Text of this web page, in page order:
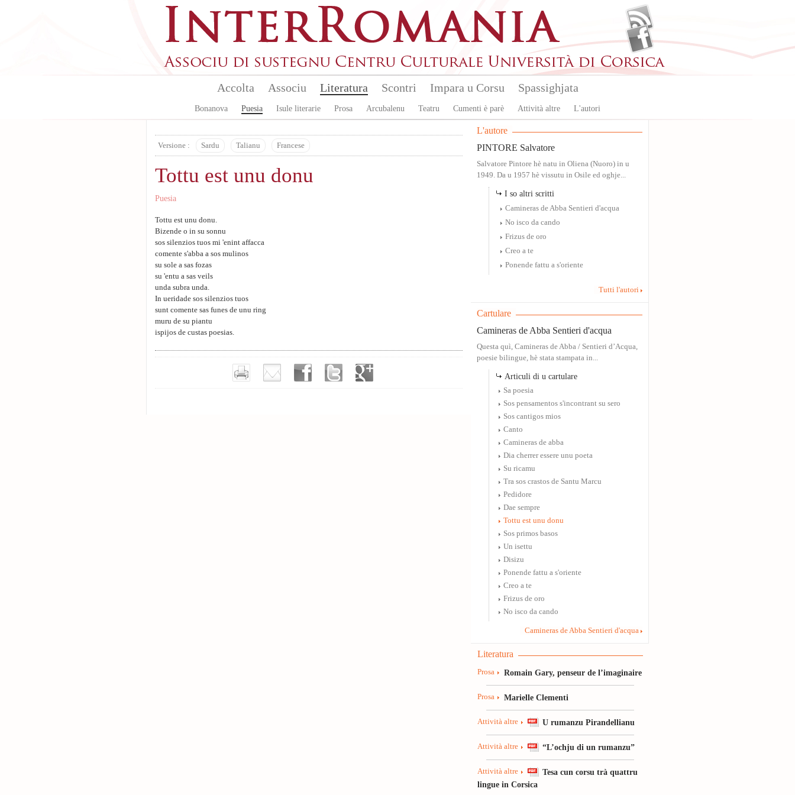
Accolta Associu Literatura
Bonanova Puesia Isule literarie Prosa Arcubalenu Teatru Cumenti è parè Attività altre L'autori
Scontri Impara u Corsu Spassighjata
Versione : Sardu Talianu Francese
Tottu est unu donu
Puesia
Tottu est unu donu.
Bizende o in su sonnu
sos silenzios tuos mi 'enint affacca
comente s'abba a sos mulinos
su sole a sas fozas
su 'entu a sas veils
unda subra unda.
In ueridade sos silenzios tuos
sunt comente sas funes de unu ring
muru de su piantu
ispijos de custas poesias.
L'autore
PINTORE Salvatore
Salvatore Pintore hè natu in Oliena (Nuoro) in u
1949. Da u 1957 hè vissutu in Osile ed oghje...
I so altri scritti
Camineras de Abba Sentieri d'acqua
No isco da cando
Frizus de oro
Creo a te
Ponende fattu a s'oriente
Tutti l'autori
Cartulare
Camineras de Abba Sentieri d'acqua
Questa quì, Camineras de Abba / Sentieri d’Acqua,
poesie bilingue, hè stata stampata in...
Articuli di u cartulare
Sa poesia
Sos pensamentos s'incontrant su sero
Sos cantigos mios
Canto
Camineras de abba
Dia cherrer essere unu poeta
Su ricamu
Tra sos crastos de Santu Marcu
Pedidore
Dae sempre
Tottu est unu donu
Sos primos basos
Un isettu
Disizu
Ponende fattu a s'oriente
Creo a te
Frizus de oro
No isco da cando
Camineras de Abba Sentieri d'acqua
Literatura
Prosa Romain Gary, penseur de l’imaginaire
Prosa Marielle Clementi
Attività altre U rumanzu Pirandellianu
Attività altre “L’ochju di un rumanzu”
Attività altre
Tesa cun corsu trà quattru
lingue in Corsica